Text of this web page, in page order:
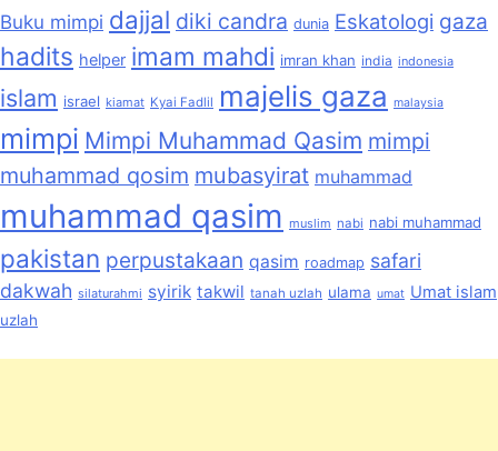
Buku mimpi dajjal diki candra dunia Eskatologi gaza
hadits helper imam mahdi imran khan india indonesia
islam israel kiamat Kyai Fadlil majelis gaza malaysia
mimpi Mimpi Muhammad Qasim mimpi
muhammad qosim mubasyirat muhammad
muhammad qasim muslim nabi nabi muhammad
pakistan perpustakaan qasim roadmap safari
dakwah silaturahmi syirik takwil tanah uzlah ulama umat Umat islam
uzlah